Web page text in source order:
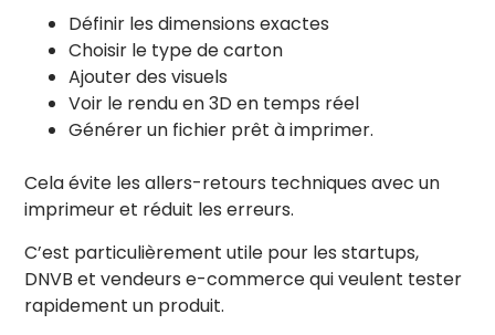
Flash Caméra
LUMIÈRE MOBILE (REFLETS & RELIEFS)
Intensité de la lumière
Axe X (Gauche / Droite)
Axe Y (Haut / Bas)
Définir les dimensions exactes
Choisir le type de carton
Ajouter des visuels
Voir le rendu en 3D en temps réel
Générer un fichier prêt à imprimer.
Cela évite les allers-retours techniques avec un
imprimeur et réduit les erreurs.
C’est particulièrement utile pour les startups,
DNVB et vendeurs e-commerce qui veulent tester
rapidement un produit.